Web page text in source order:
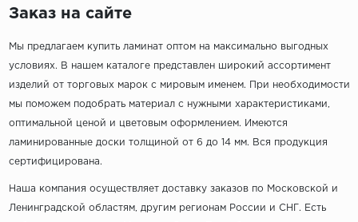
Заказ на сайте
Мы предлагаем купить ламинат оптом на максимально выгодных
условиях. В нашем каталоге представлен широкий ассортимент
изделий от торговых марок с мировым именем. При необходимости
мы поможем подобрать материал с нужными характеристиками,
оптимальной ценой и цветовым оформлением. Имеются
ламинированные доски толщиной от 6 до 14 мм. Вся продукция
сертифицирована.
Наша компания осуществляет доставку заказов по Московской и
Ленинградской областям, другим регионам России и СНГ. Есть